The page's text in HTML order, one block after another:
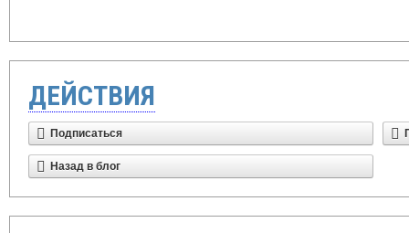
ДЕЙСТВИЯ
Подписаться
Назад в блог